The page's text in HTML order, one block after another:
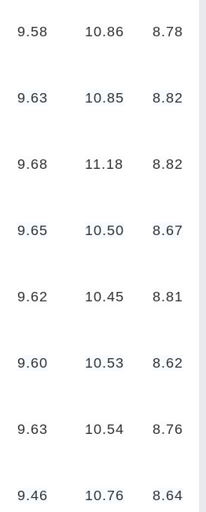
9.58 10.86 8.78
9.63 10.85 8.82
9.68 11.18 8.82
9.65 10.50 8.67
9.62 10.45 8.81
9.60 10.53 8.62
9.63 10.54 8.76
9.46 10.76 8.64